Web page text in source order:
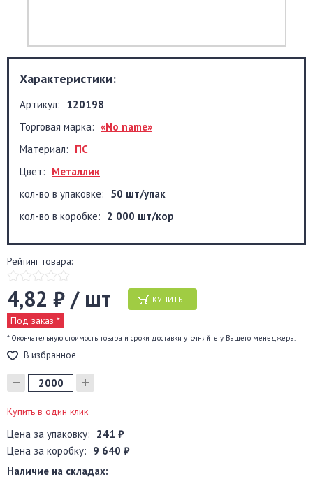
Характеристики:
Артикул: 120198
Торговая марка: «No name»
Материал: ПС
Цвет: Металлик
кол-во в упаковке: 50 шт/упак
кол-во в коробке: 2 000 шт/кор
Рейтинг товара:
4,82 ₽ / шт КУПИТЬ
Под заказ *
* Окончательную стоимость товара и сроки доставки уточняйте у Вашего менеджера.
В избранное
Купить в один клик
Цена за упаковку: 241 ₽
Цена за коробку: 9 640 ₽
Наличие на складах: